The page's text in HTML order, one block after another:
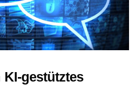
gestütztes